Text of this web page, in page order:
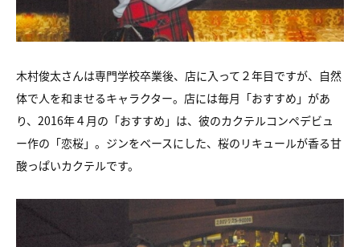
木村俊太さんは専門学校卒業後、店に入って２年目ですが、自然
体で人を和ませるキャラクター。店には毎月「おすすめ」があ
り、2016年４月の「おすすめ」は、彼のカクテルコンペデビュ
ー作の「恋桜」。ジンをベースにした、桜のリキュールが香る甘
酸っぱいカクテルです。